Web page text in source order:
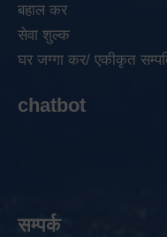
बहाल कर
सेवा शुल्क
घर जग्गा कर/ एकीकृत
chatbot
सम्पर्क